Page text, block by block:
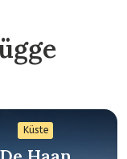
Küste